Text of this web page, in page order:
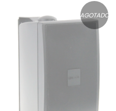
Efec MOD: TS-20DM-12
AGOTADO